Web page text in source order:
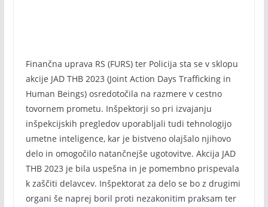
Finančna uprava RS (FURS) ter Policija sta se v sklopu
akcije JAD THB 2023 (Joint Action Days Trafficking in
Human Beings) osredotočila na razmere v cestno
tovornem prometu. Inšpektorji so pri izvajanju
inšpekcijskih pregledov uporabljali tudi tehnologijo
umetne inteligence, kar je bistveno olajšalo njihovo
delo in omogočilo natančnejše ugotovitve. Akcija JAD
THB 2023 je bila uspešna in je pomembno prispevala
k zaščiti delavcev. Inšpektorat za delo se bo z drugimi
organi še naprej boril proti nezakonitim praksam ter